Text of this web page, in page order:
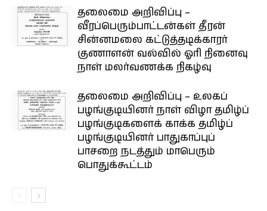
தலைமை அறிவிப்பு –
வீரப்பெரும்பாட்டன்கள் தீரன்
சின்னமலை கட்டுத்தடிக்காரர்
குணாளன் வல்வில் ஓரி நினைவு
நாள் மலர்வணக்க நிகழ்வு
தலைமை அறிவிப்பு – உலகப்
பழங்குடியினர் நாள் விழா தமிழ்ப்
பழங்குடிகளைக் காக்க தமிழ்ப்
பழங்குடியினர் பாதுகாப்புப்
பாசறை நடத்தும் மாபெரும்
பொதுக்கூட்டம்